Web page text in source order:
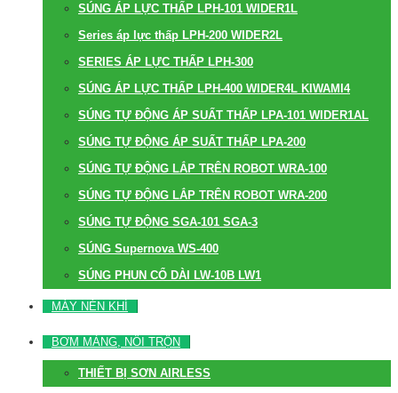
SÚNG ÁP LỰC THẤP LPH-101 WIDER1L
Series áp lực thấp LPH-200 WIDER2L
SERIES ÁP LỰC THẤP LPH-300
SÚNG ÁP LỰC THẤP LPH-400 WIDER4L KIWAMI4
SÚNG TỰ ĐỘNG ÁP SUẤT THẤP LPA-101 WIDER1AL
SÚNG TỰ ĐỘNG ÁP SUẤT THẤP LPA-200
SÚNG TỰ ĐỘNG LẮP TRÊN ROBOT WRA-100
SÚNG TỰ ĐỘNG LẮP TRÊN ROBOT WRA-200
SÚNG TỰ ĐỘNG SGA-101 SGA-3
SÚNG Supernova WS-400
SÚNG PHUN CỔ DÀI LW-10B LW1
MÁY NÉN KHÍ
BƠM MÀNG, NỒI TRỘN
THIẾT BỊ SƠN AIRLESS